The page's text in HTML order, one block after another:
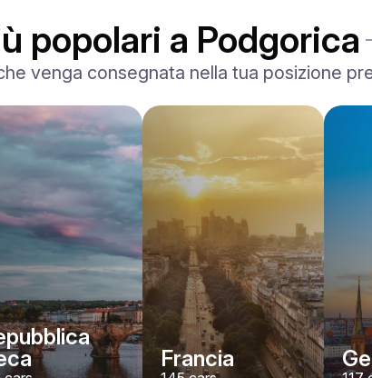
Huracán Evo Spider
2024
sport
/ giorno
Prenota ora
popolari a Podgorica
venga consegnata nella tua posizione
Francia